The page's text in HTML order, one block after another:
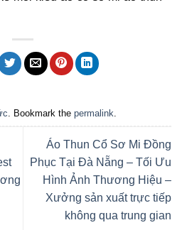
. Bookmark the permalink
Áo Thun Cổ Sơ Mi Đồng
Phục Tại Đà Nẵng – Tối Ưu
Hình Ảnh Thương Hiệu –
Xưởng sản xuất trực tiếp
không qua trung gian